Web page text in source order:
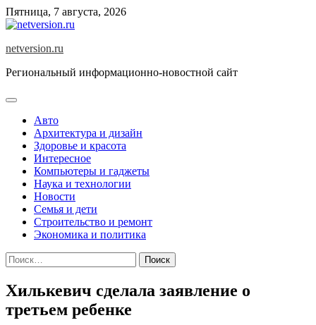
Skip
to
Пятница, 7 августа, 2026
netversion.ru
Региональный информационно-новостной сайт
Авто
Архитектура и дизайн
Здоровье и красота
Интересное
Компьютеры и гаджеты
Наука и технологии
Новости
Семья и дети
Строительство и ремонт
Экономика и политика
Найти:
Хилькевич сделала заявление о
третьем ребенке